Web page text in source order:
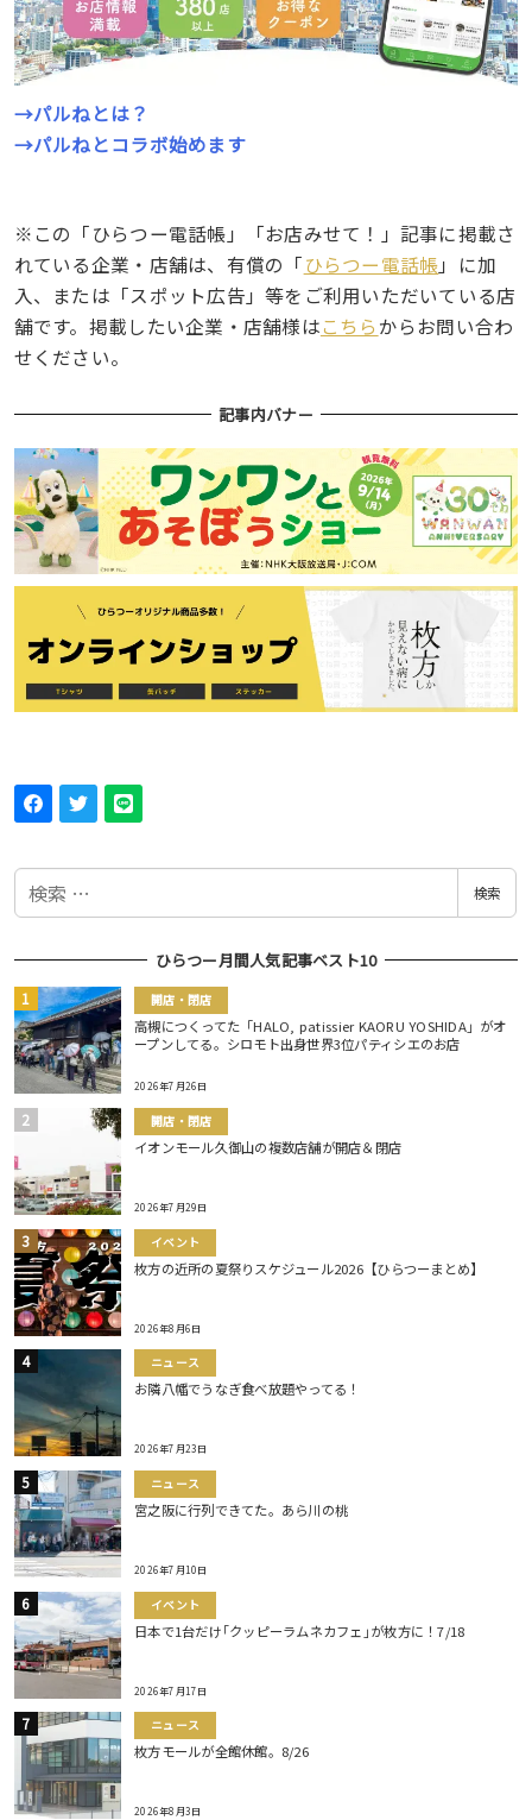
→パルねとは？
→パルねとコラボ始めます
※この「ひらつー電話帳」「お店みせて！」記事に掲載さ
れている企業・店舗は、有償の「ひらつー電話帳」に加
入、または「スポット広告」等をご利用いただいている店
舗です。掲載したい企業・店舗様はこちら からお問い合わ
せください。
記事内バナー
検
検索
ひらつー月間人気記事ベスト10
開店・閉店
高槻につくってた「HALO, patissier KAORU YOSHIDA」がオ
ープンしてる。シロモト出身世界3位パティシエのお店
2026年7月26日
開店・閉店
イオンモール久御山の複数店舗が開店＆閉店
2026年7月29日
イベント
枚方の近所の夏祭りスケジュール2026【ひらつーまとめ】
2026年8月6日
ニュース
お隣八幡でうなぎ食べ放題やってる！
2026年7月23日
ニュース
宮之阪に行列できてた。あら川の桃
2026年7月10日
イベント
日本で1台だけ｢クッピーラムネカフェ｣が枚方に！7/18
2026年7月17日
ニュース
枚方モールが全館休館。8/26
2026年8月3日